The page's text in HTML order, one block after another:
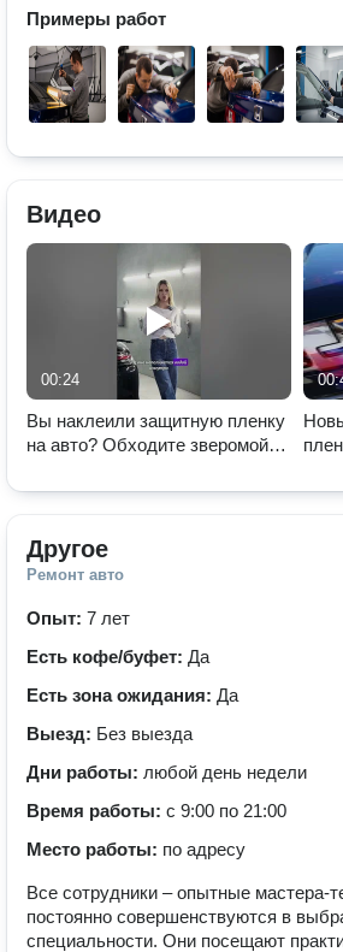
Примеры работ
Видео
00:24
Вы наклеили защитную пленку
на авто? Обходите зверомойки
этом видео.
Другое
Ремонт авто
Опыт: 7 лет
Есть кофе/буфет: Да
Есть зона ожидания: Да
Выезд: Без выезда
Дни работы: любой день недели
Время работы: с 9:00 по 21:00
Место работы: по адресу
Все сотрудники – опытные мастера-
постоянно совершенствуются в
специальности. Они посещают